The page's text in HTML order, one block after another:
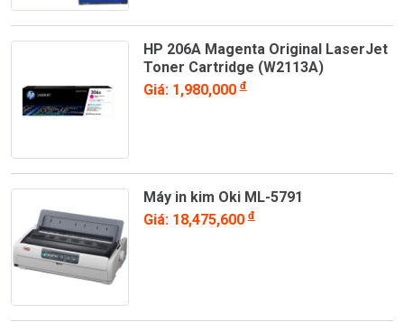
HP 206A Magenta Original LaserJet
Toner Cartridge (W2113A)
Giá: 1,980,000đ
Máy in kim Oki ML-5791
Giá: 18,475,600đ